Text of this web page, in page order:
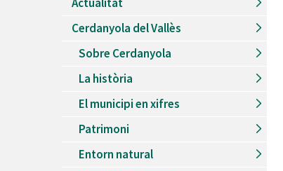
Recursos Humans
Del26/06/2026al30/08/2026
Patis oberts temporada d'estiu
Piscines d'estiu a Cerdanyola
Del01/06/2026al30/09/2026
Refugis climàtics a Cerdanyola
Jocs d'aigua del Parc Cordelles
Cerdanyola del Vallès
Sobre Cerdanyola
La història
El municipi en xifres
Patrimoni
Entorn natural